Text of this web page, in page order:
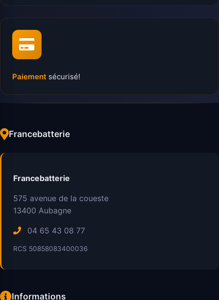
Paiement sécurisé!
Francebatterie
Francebatterie
575 avenue de la coueste
13400 Aubagne
04 65 43 08 77
RCS 50858083400036
Informations